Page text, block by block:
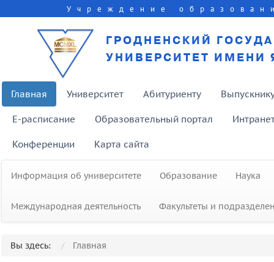
Учреждение
ГРОДНЕНСКИЙ
УНИВЕРСИТЕТ ИМЕНИ
Главная Университет Абитуриенту
E-расписание Образовательный портал
Конференции Карта сайта
Информация об университете Образование Наука
Международная деятельность Факультеты и
Вы здесь: Главная